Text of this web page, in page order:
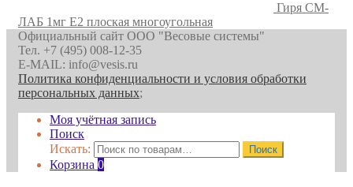
Гиря СМ-
ЛАБ 1мг E2 плоская многоугольная
Официальный сайт ООО "Весовые системы"
Тел. +7 (495) 008-12-35
E-MAIL: info@vesis.ru
Политика конфиденциальности и условия обработки
персональных данных;
Моя учётная запись
Поиск
Искать:
Поиск
Корзина 0